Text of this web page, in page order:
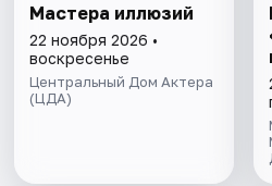
Мастера иллюзий
22 ноября 2026 •
воскресенье
Центральный Дом Актера
(ЦДА)